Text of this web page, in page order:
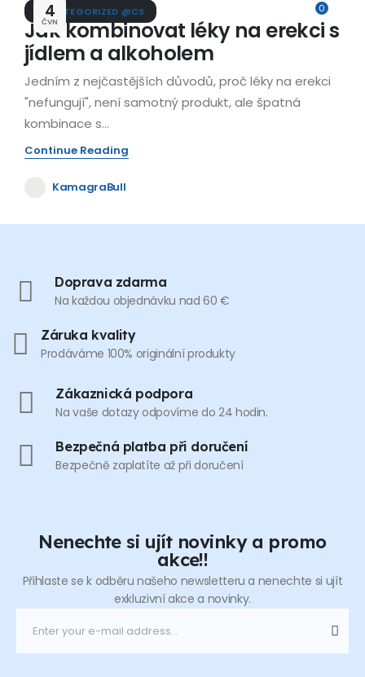
4
ČVN
0
UNCATEGORIZED @CS
Jak kombinovat léky na erekci s
jídlem a alkoholem
Jedním z nejčastějších důvodů, proč léky na erekci
"nefungují", není samotný produkt, ale špatná
kombinace s...
Continue Reading
KamagraBull
Doprava zdarma
Na každou objednávku nad 60 €
Záruka kvality
Prodáváme 100% originální produkty
Zákaznická podpora
Na vaše dotazy odpovíme do 24 hodin.
Bezpečná platba při doručení
Bezpečně zaplatíte až při doručení
Nenechte si ujít novinky a promo
akce!!
Přihlaste se k odběru našeho newsletteru a nenechte si ujít
exkluzivní akce a novinky.